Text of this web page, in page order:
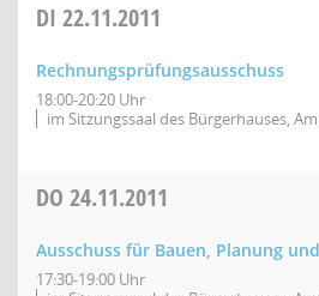
DI 22.11.2011
Rechnungsprüfungsausschuss
18:00-20:20 Uhr
im Sitzungssaal des Bürgerhauses,
DO 24.11.2011
Ausschuss für Bauen, Planung
17:30-19:00 Uhr